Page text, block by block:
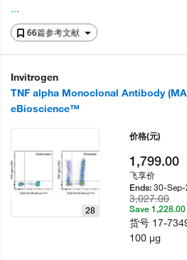
66篇参考文献
...
Invitrogen
TNF alpha Monoclonal Antibody
eBioscience™
28
价格(元)
1,799.00
飞享价
Ends:30-
3,027.00
Save
货号 17-
100 µg